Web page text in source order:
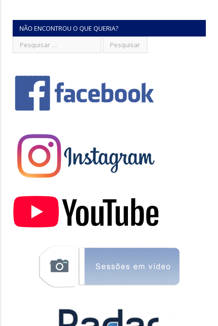
NÃO ENCONTROU O QUE QUERIA?